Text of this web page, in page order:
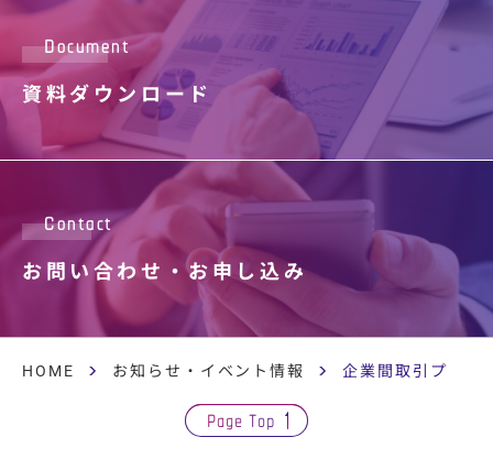
Document
資料ダウンロード
Contact
お問い合わせ・お申し込み
HOME お知らせ・イベント情報 企業間取引プラッ
Page Top